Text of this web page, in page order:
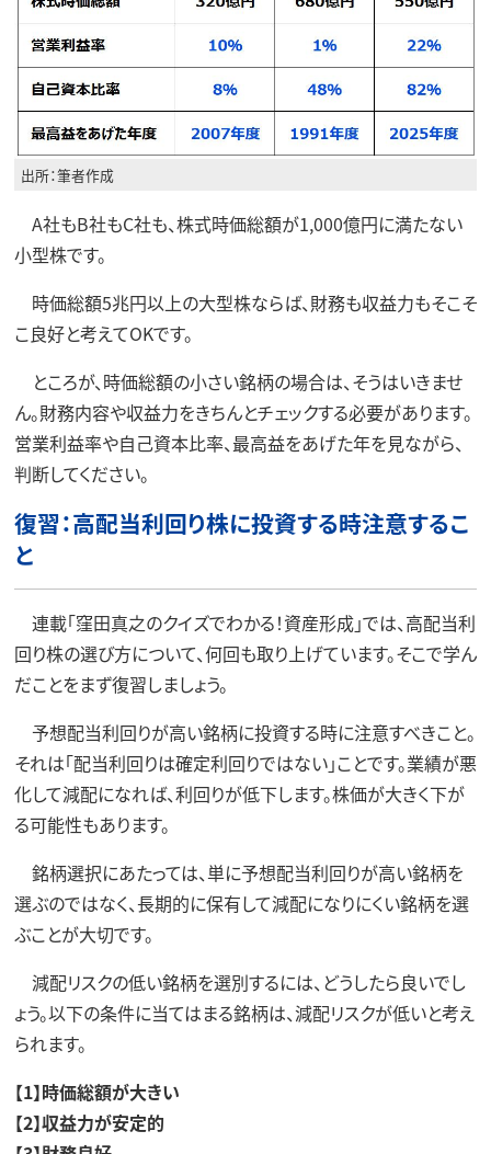
出所：筆者作成
A社もB社もC社も、株式時価総額が1,000億円に満たない
小型株です。
時価総額5兆円以上の大型株ならば、財務も収益力もそこそ
こ良好と考えてOKです。
ところが、時価総額の小さい銘柄の場合は、そうはいきませ
ん。財務内容や収益力をきちんとチェックする必要があります。
営業利益率や自己資本比率、最高益をあげた年を見ながら、
判断してください。
復習：高配当利回り株に投資する時注意するこ
と
連載「窪田真之のクイズでわかる！資産形成」では、高配当利
回り株の選び方について、何回も取り上げています。そこで学ん
だことをまず復習しましょう。
予想配当利回りが高い銘柄に投資する時に注意すべきこと。
それは「配当利回りは確定利回りではない」ことです。業績が悪
化して減配になれば、利回りが低下します。株価が大きく下が
る可能性もあります。
銘柄選択にあたっては、単に予想配当利回りが高い銘柄を
選ぶのではなく、長期的に保有して減配になりにくい銘柄を選
ぶことが大切です。
減配リスクの低い銘柄を選別するには、どうしたら良いでし
ょう。以下の条件に当てはまる銘柄は、減配リスクが低いと考え
られます。
【1】時価総額が大きい
【2】収益力が安定的